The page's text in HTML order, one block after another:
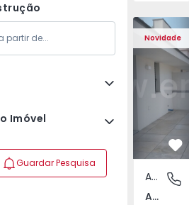
Imóvel
Guardar Pesquisa
132
142
2
Novidade
Apartamento T2
Av.
Apartamento
Av. Boavista, Porto